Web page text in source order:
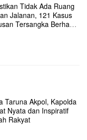
Tidak Ada Ruang
Jalanan, 121 Kasus
Tersangka Berhasil
Taruna Akpol, Kapolda
Nyata dan Inspiratif
Rakyat